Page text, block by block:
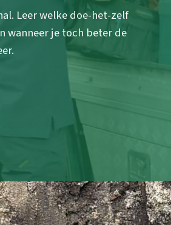
Leer welke doe-het-zelf
wanneer je toch beter de